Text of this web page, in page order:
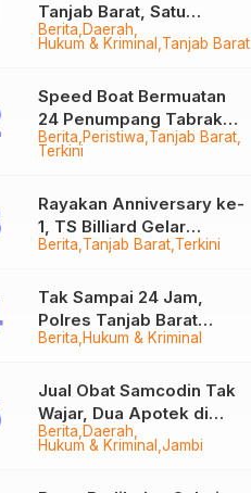
Berita Daerah
Hukum & Kriminal Tanjab Barat
Tanjab Barat, Satu
Remaja Kritis Dibacok, 3
Pelaku Ditangkap
Berita Peristiwa Tanjab Barat
Terkini
Speed Boat Bermuatan
24 Penumpang Tabrak
Togok di Kuala Tungkal,
Berita Tanjab Barat Terkini
Rayakan Anniversary ke-
1, TS Billiard Gelar
Turnamen 9 Ball
Berita Hukum & Kriminal
Tak Sampai 24 Jam,
Polres Tanjab Barat
Ringkus Komplotan
Tungkal
Berita Daerah
Hukum & Kriminal Jambi
Jual Obat Samcodin Tak
Wajar, Dua Apotek di
Tanjab Barat Disegel